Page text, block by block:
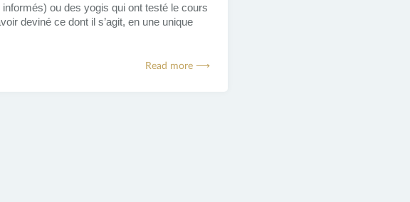
ou des yogis qui ont testé le cours
deviné ce dont il s’agit, en une unique
Read more ⟶